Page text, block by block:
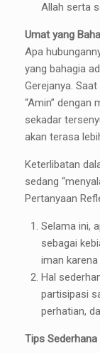
Allah serta
Umat yang
Apa
yang bahagia
Gerejanya.
“Amin” dengan
sekadar
akan terasa
Keterlibatan
sedang
Pertanyaan
Selama ini,
sebagai
iman
Hal
partisipasi
perhatian,
Tips Sederhana